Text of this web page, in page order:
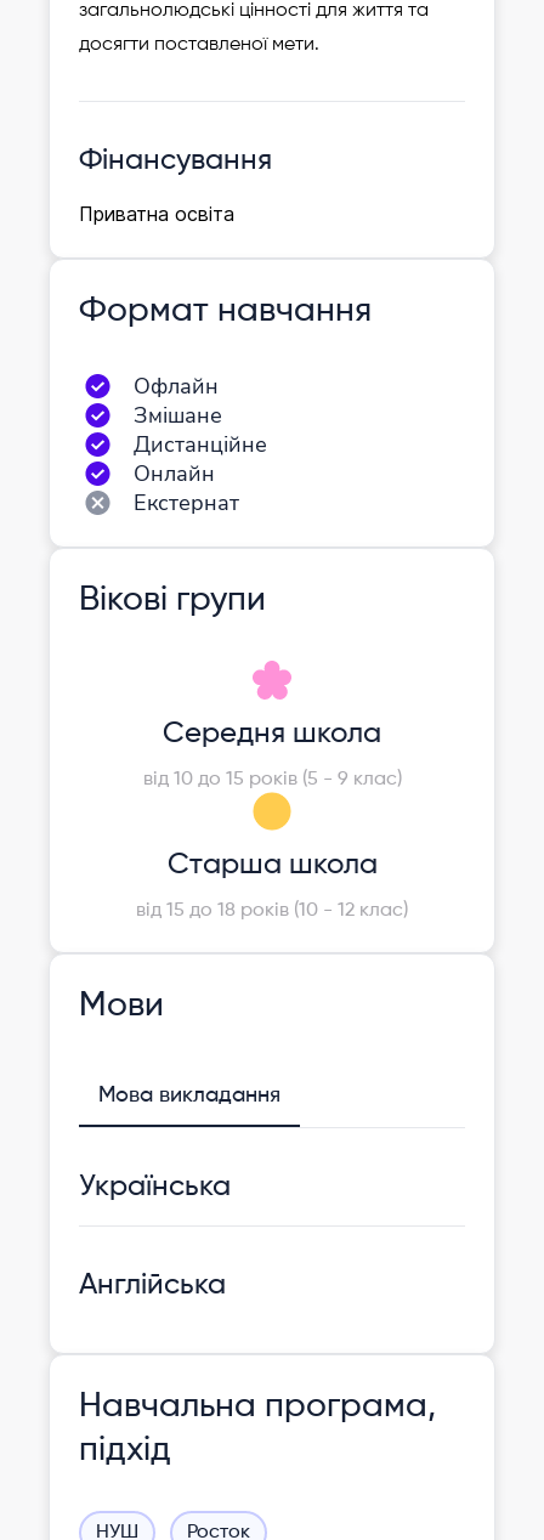
загальнолюдські цінності для життя та
досягти поставленої мети.
Фінансування
Приватна освіта
Формат навчання
Офлайн
Змішане
Дистанційне
Онлайн
Екстернат
Вікові групи
Середня школа
від 10 до 15 років (5 - 9 клас)
Старша школа
від 15 до 18 років (10 - 12 клас)
Мови
Мова викладання
Українська
Англійська
Навчальна програма,
підхід
НУШ Росток